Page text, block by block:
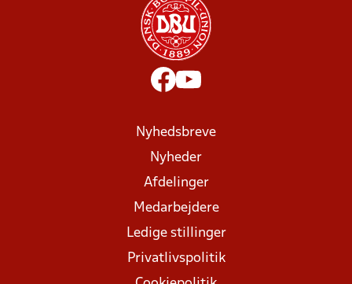
Nyhedsbreve
Nyheder
Afdelinger
Medarbejdere
Ledige stillinger
Privatlivspolitik